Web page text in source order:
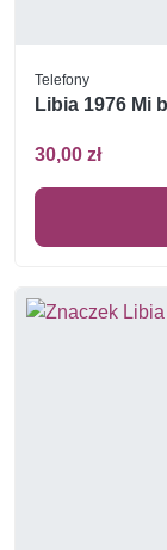
Telefony
Libia 1976 Mi
30,00 zł